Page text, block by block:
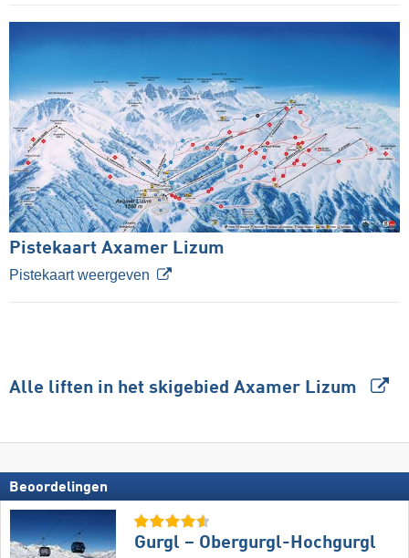
Pistekaart Axamer Lizum
Pistekaart weergeven
Alle liften in het skigebied Axamer Lizum
Beoordelingen
Gurgl – Obergurgl-Hochgurgl